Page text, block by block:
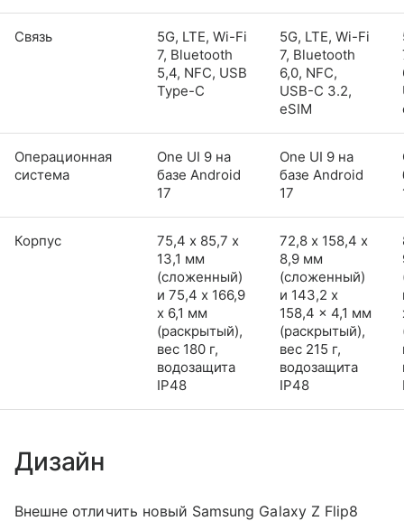
Связь
5G, LTE, Wi-Fi
7, Bluetooth
5,4, NFC, USB
Type-C
5G, LTE, Wi-Fi
7, Bluetooth
6,0, NFC,
USB-C 3.2,
eSIM
Операционная
система
One UI 9 на
базе Android
17
One UI 9 на
базе Android
17
Корпус
75,4 х 85,7 х
13,1 мм
(сложенный)
и 75,4 x 166,9
x 6,1 мм
(раскрытый),
вес 180 г,
водозащита
IP48
72,8 х 158,4 х
8,9 мм
(сложенный)
и 143,2 x
158,4 x 4,1 мм
(раскрытый),
вес 215 г,
водозащита
IP48
Дизайн
Внешне отличить новый Samsung Galaxy Z Flip8